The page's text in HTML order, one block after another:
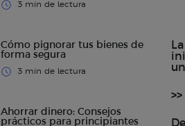
3 min de lectura
Cómo pignorar tus bienes de
forma segura
3 min de lectura
Ahorrar dinero: Consejos
prácticos para principiantes
La